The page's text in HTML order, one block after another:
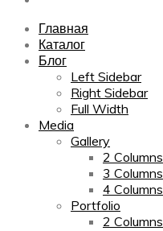
Главная
Каталог
Блог
Left Sidebar
Right Sidebar
Full Width
Media
Gallery
2 Columns
3 Columns
4 Columns
Portfolio
2 Columns